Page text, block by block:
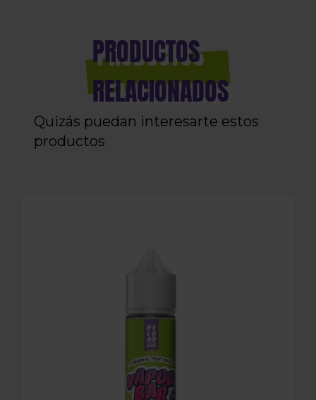
PRODUCTOS
RELACIONADOS
Quizás puedan interesarte estos
productos